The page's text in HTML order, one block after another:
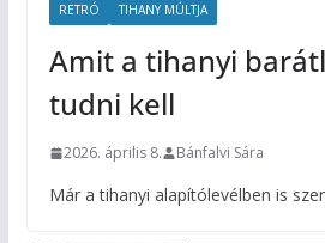
RETRÓ TIHANY MÚLTJA
Amit a tihanyi
tudni kell
2026. április 8. Bánfalvi Sára
Már a tihanyi alapítólevélben is